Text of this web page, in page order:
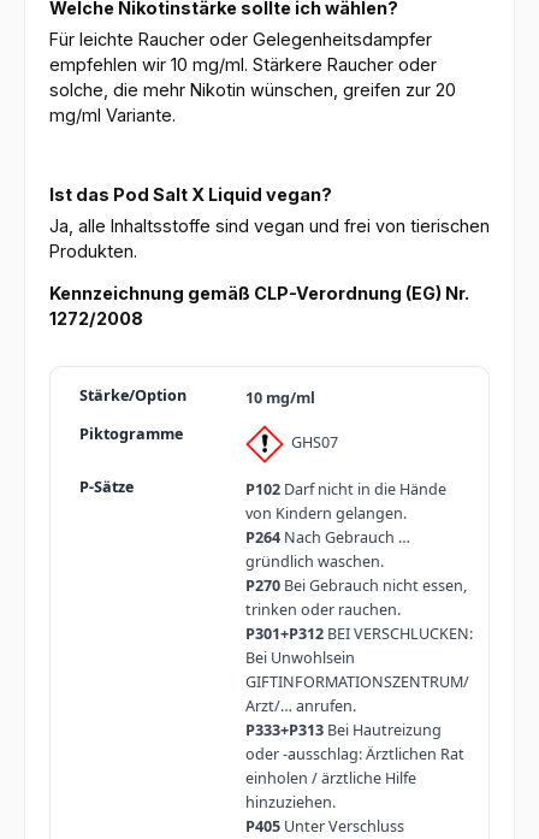
Welche Nikotinstärke sollte ich wählen?
Für leichte Raucher oder Gelegenheitsdampfer
empfehlen wir 10 mg/ml. Stärkere Raucher oder
solche, die mehr Nikotin wünschen, greifen zur 20
mg/ml Variante.
Ist das Pod Salt X Liquid vegan?
Ja, alle Inhaltsstoffe sind vegan und frei von tierischen
Produkten.
Kennzeichnung gemäß CLP-Verordnung (EG) Nr.
1272/2008
10 mg/ml
GHS07
P102Darf nicht in die Hände
von Kindern gelangen.
P264Nach Gebrauch …
gründlich waschen.
P270Bei Gebrauch nicht essen,
trinken oder rauchen.
P301+P312BEI VERSCHLUCKEN:
Bei Unwohlsein
GIFTINFORMATIONSZENTRUM/
Arzt/… anrufen.
P333+P313Bei Hautreizung
oder -ausschlag: Ärztlichen Rat
einholen / ärztliche Hilfe
hinzuziehen.
P405Unter Verschluss